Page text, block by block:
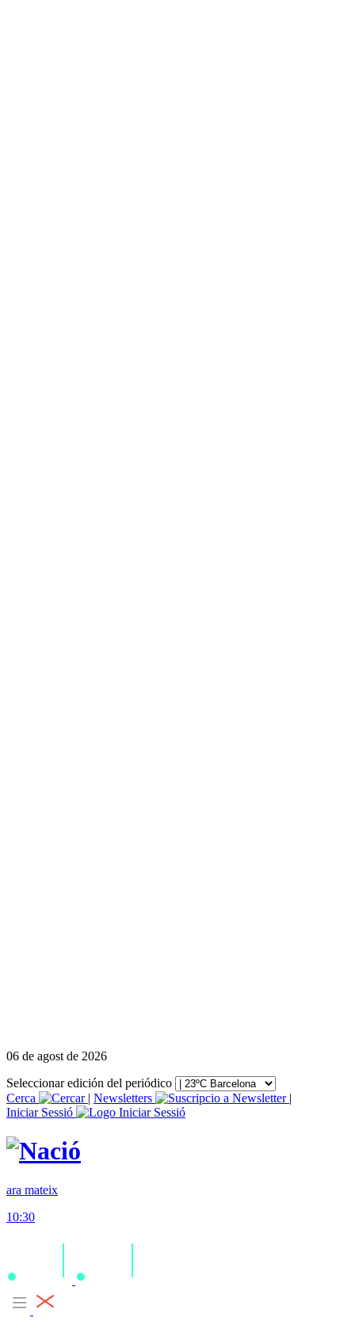
06 de agost de 2026
Seleccionar edición del periódico
Cerca
| Newsletters
|
Iniciar Sessió
ara mateix
10:30